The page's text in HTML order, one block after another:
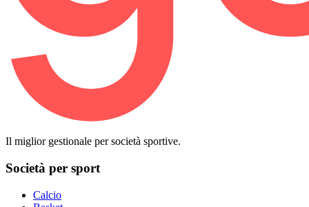
Il miglior gestionale per società sportive.
Società per sport
Calcio